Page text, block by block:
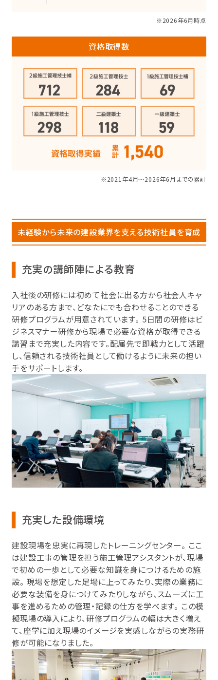
※2026年6月時点
資格取得数
※2021年4月〜2026年6月までの累計
未経験から未来の建設業界を支える技術社員を育成
充実の講師陣による教育
入社後の研修には初めて社会に出る方から社会人キャ
リアのある方まで、どなたにでも合わせることのできる
研修プログラムが用意されています。 5日間の研修はビ
ジネスマナー研修から現場で必要な資格が取得できる
講習まで充実した内容です。配属先で即戦力として活躍
し、信頼される技術社員として働けるように未来の担い
手をサポートします。
充実した設備環境
建設現場を忠実に再現したトレーニングセンター。 ここ
は建設工事の管理を担う施工管理アシスタントが、現場
で初めの一歩として必要な知識を身につけるための施
設。 現場を想定した足場に上ってみたり、実際の業務に
必要な装備を身につけてみたりしながら、スムーズに工
事を進めるための管理・記録の仕方を学べます。 この模
擬現場の導入により、研修プログラムの幅は大きく増え
て、座学に加え現場のイメージを実感しながらの実務研
修が可能になりました。